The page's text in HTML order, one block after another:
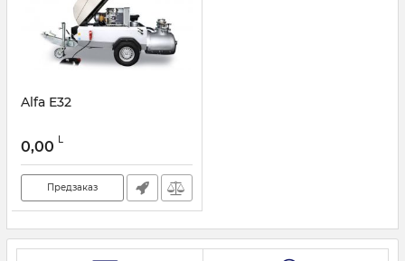
Alfa E32
0,00 L
Предзаказ